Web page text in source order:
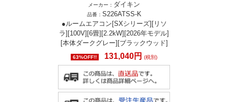
メーカー： ダイキン
品番： S226ATSS-K
●ルームエアコン[SXシリーズ][リソ
ラ][100V][6畳][2.2kW][2026年モデル]
[本体ダークグレー][ブラックウッド]
63%OFF!! 131,040円 (税別)